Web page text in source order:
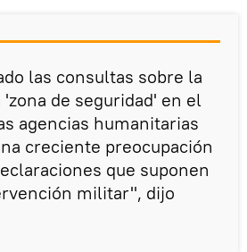
las consultas sobre la
de seguridad' en el
agencias humanitarias
creciente preocupación
que suponen
militar", dijo